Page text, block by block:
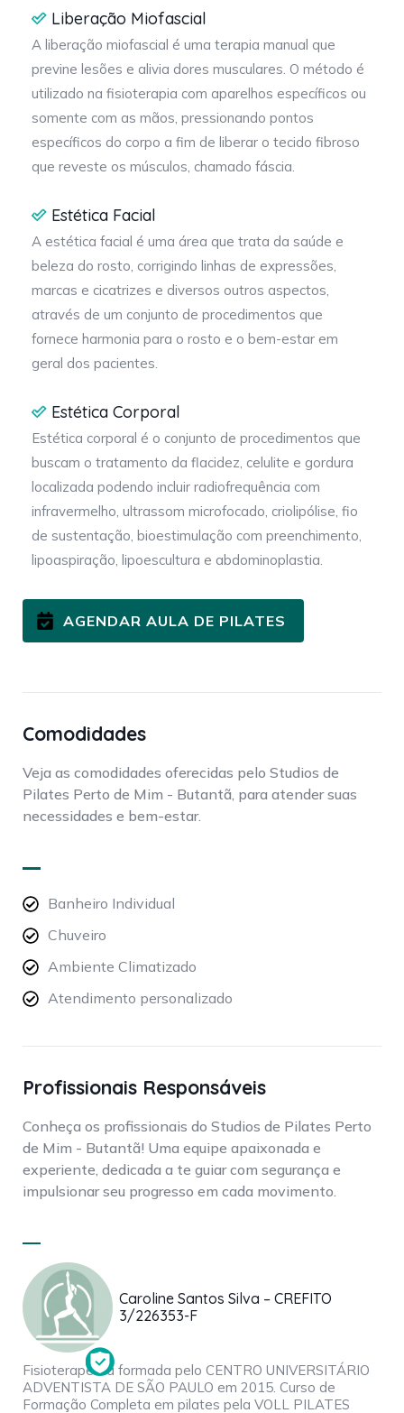
Liberação Miofascial
A liberação miofascial é uma terapia manual que
previne lesões e alivia dores musculares. O método é
utilizado na fisioterapia com aparelhos específicos ou
somente com as mãos, pressionando pontos
específicos do corpo a fim de liberar o tecido fibroso
que reveste os músculos, chamado fáscia.
Estética Facial
A estética facial é uma área que trata da saúde e
beleza do rosto, corrigindo linhas de expressões,
marcas e cicatrizes e diversos outros aspectos,
através de um conjunto de procedimentos que
fornece harmonia para o rosto e o bem-estar em
geral dos pacientes.
Estética Corporal
Estética corporal é o conjunto de procedimentos que
buscam o tratamento da flacidez, celulite e gordura
localizada podendo incluir radiofrequência com
infravermelho, ultrassom microfocado, criolipólise, fio
de sustentação, bioestimulação com preenchimento,
lipoaspiração, lipoescultura e abdominoplastia.
AGENDAR AULA DE PILATES
Comodidades
Veja as comodidades oferecidas pelo Studios de
Pilates Perto de Mim - Butantã, para atender suas
necessidades e bem-estar.
Banheiro Individual
Chuveiro
Ambiente Climatizado
Atendimento personalizado
Profissionais Responsáveis
Conheça os profissionais do Studios de Pilates Perto
de Mim - Butantã! Uma equipe apaixonada e
experiente, dedicada a te guiar com segurança e
impulsionar seu progresso em cada movimento.
Caroline Santos Silva – CREFITO
3/226353-F
Fisioterapeuta formada pelo CENTRO UNIVERSITÁRIO
ADVENTISTA DE SÃO PAULO em 2015. Curso de
Formação Completa em pilates pela VOLL PILATES